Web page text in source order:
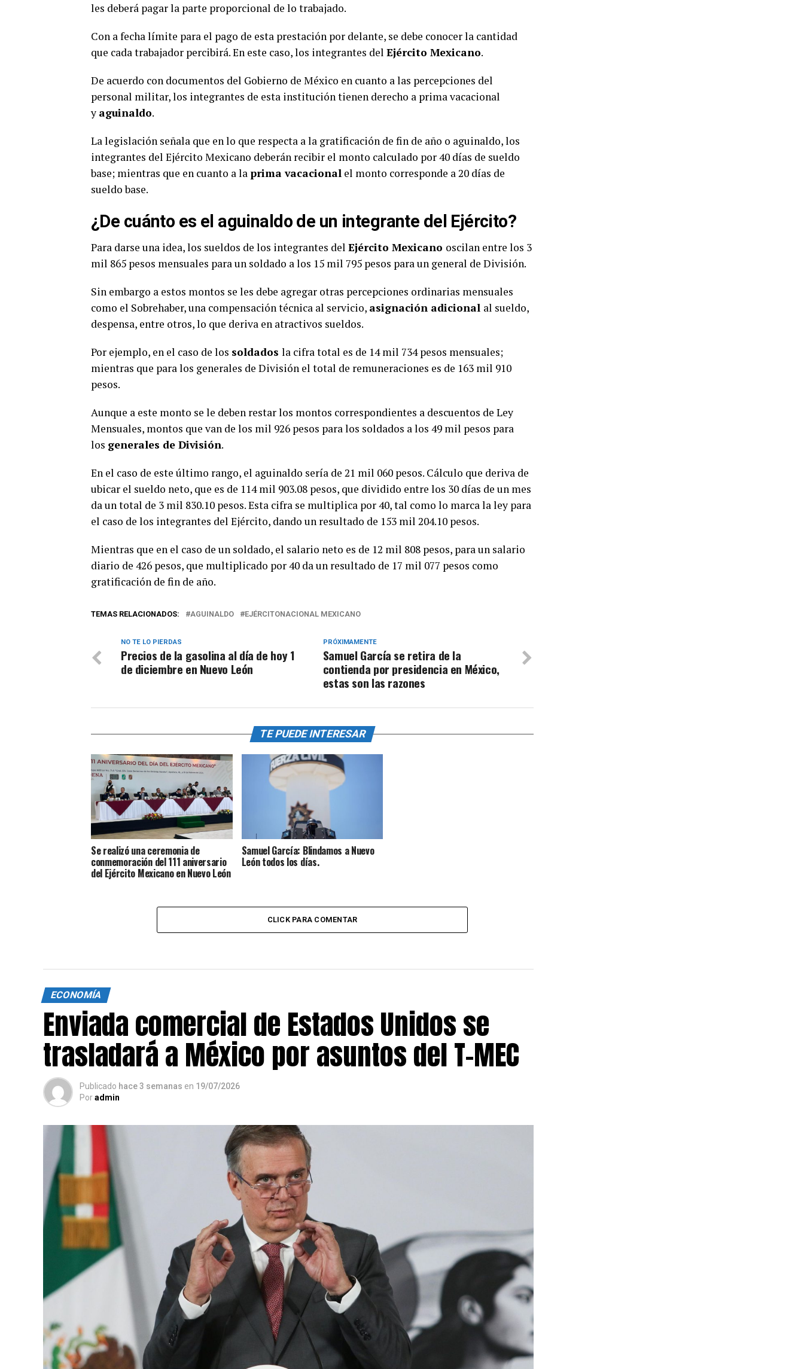
les deberá pagar la parte proporcional de lo trabajado.
Con a fecha límite para el pago de esta prestación por delante, se debe conocer la cantidad
que cada trabajador percibirá. En este caso, los integrantes del Ejército Mexicano.
De acuerdo con documentos del Gobierno de México en cuanto a las percepciones del
personal militar, los integrantes de esta institución tienen derecho a prima vacacional
y aguinaldo.
La legislación señala que en lo que respecta a la gratificación de fin de año o aguinaldo, los
integrantes del Ejército Mexicano deberán recibir el monto calculado por 40 días de sueldo
base; mientras que en cuanto a la prima vacacional el monto corresponde a 20 días de
sueldo base.
¿De cuánto es el aguinaldo de un integrante del Ejército?
Para darse una idea, los sueldos de los integrantes del Ejército Mexicano oscilan entre los 3
mil 865 pesos mensuales para un soldado a los 15 mil 795 pesos para un general de División.
Sin embargo a estos montos se les debe agregar otras percepciones ordinarias mensuales
como el Sobrehaber, una compensación técnica al servicio, asignación adicional al sueldo,
despensa, entre otros, lo que deriva en atractivos sueldos.
Por ejemplo, en el caso de los soldados la cifra total es de 14 mil 734 pesos mensuales;
mientras que para los generales de División el total de remuneraciones es de 163 mil 910
pesos.
Aunque a este monto se le deben restar los montos correspondientes a descuentos de Ley
Mensuales, montos que van de los mil 926 pesos para los soldados a los 49 mil pesos para
los generales de División.
En el caso de este último rango, el aguinaldo sería de 21 mil 060 pesos. Cálculo que deriva de
ubicar el sueldo neto, que es de 114 mil 903.08 pesos, que dividido entre los 30 días de un mes
da un total de 3 mil 830.10 pesos. Esta cifra se multiplica por 40, tal como lo marca la ley para
el caso de los integrantes del Ejército, dando un resultado de 153 mil 204.10 pesos.
Mientras que en el caso de un soldado, el salario neto es de 12 mil 808 pesos, para un salario
diario de 426 pesos, que multiplicado por 40 da un resultado de 17 mil 077 pesos como
gratificación de fin de año.
TEMAS RELACIONADOS: AGUINALDO EJÉRCITONACIONAL MEXICANO
PRÓXIMAMENTE
Samuel García se retira de la
contienda por presidencia en México,
estas son las razones
NO TE LO PIERDAS
Precios de la gasolina al día de hoy 1
de diciembre en Nuevo León
TE PUEDE INTERESAR
Se realizó una ceremonia de
conmemoración del 111 aniversario
del Ejército Mexicano en Nuevo León
Samuel García: Blindamos a Nuevo
León todos los días.
CLICK PARA COMENTAR
ECONOMÍA
Enviada comercial de Estados Unidos se
trasladará a México por asuntos del T-MEC
Publicado hace 3 semanas en 19/07/2026
Poradmin